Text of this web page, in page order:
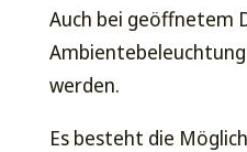
Auch bei geöffnetem
werden.
Es besteht die